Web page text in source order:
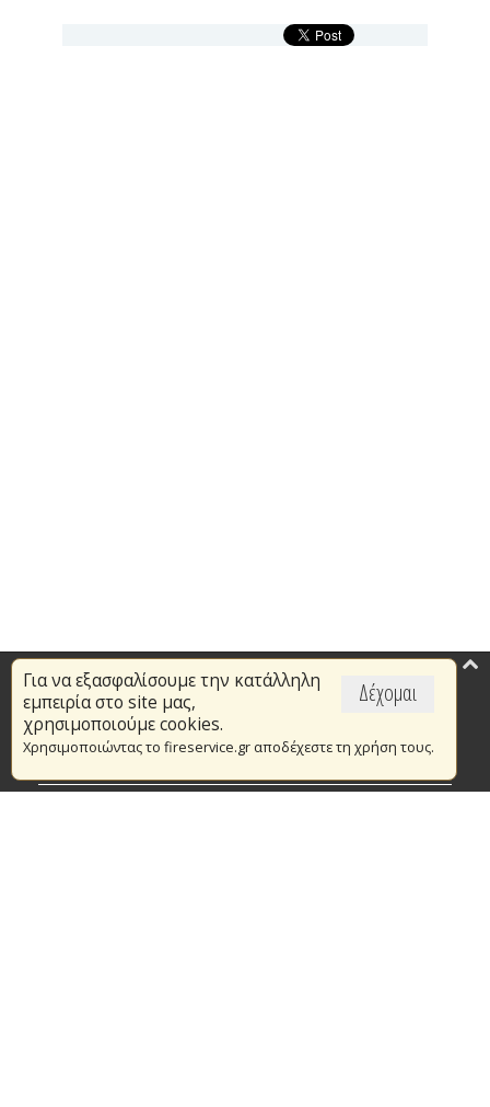
Δέχομαι
Για να εξασφαλίσουμε την κατάλληλη
εμπειρία στο site μας,
χρησιμοποιούμε cookies.
Χρησιμοποιώντας το fireservice.gr αποδέχεστε τη χρήση τους.
Επικαιρότητα
Το Πυροσβεστικό Σώμα